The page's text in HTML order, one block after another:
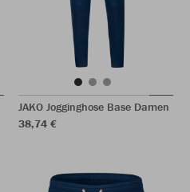
JAKO Jogginghose Base Damen
38,74 €